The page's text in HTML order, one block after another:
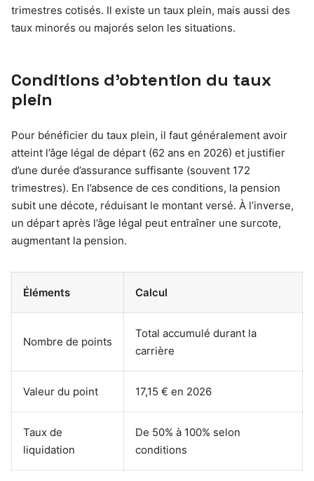
trimestres cotisés. Il existe un taux plein, mais aussi des
taux minorés ou majorés selon les situations.
Conditions d’obtention du taux
plein
Pour bénéficier du taux plein, il faut généralement avoir
atteint l’âge légal de départ (62 ans en 2026) et justifier
d’une durée d’assurance suffisante (souvent 172
trimestres). En l’absence de ces conditions, la pension
subit une décote, réduisant le montant versé. À l’inverse,
un départ après l’âge légal peut entraîner une surcote,
augmentant la pension.
Éléments Calcul
Nombre de points
Total accumulé durant la
carrière
Valeur du point 17,15 € en 2026
Taux de
liquidation
De 50% à 100% selon
conditions